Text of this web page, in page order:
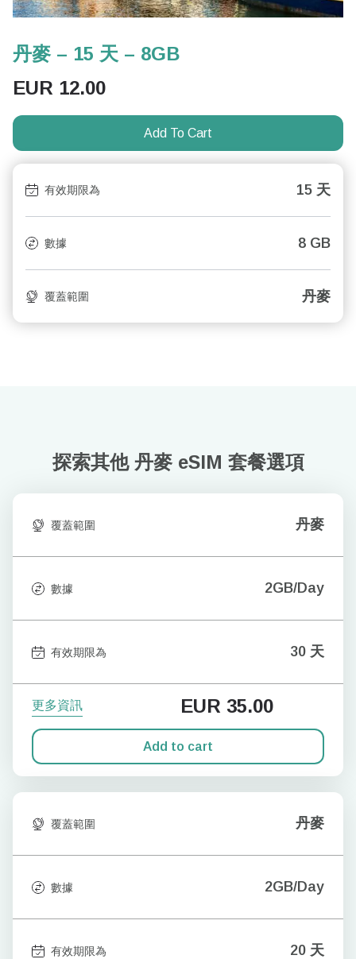
丹麥 – 15 天 – 8GB
EUR 12.00
Add To Cart
有效期限為 15 天
數據 8 GB
覆蓋範圍 丹麥
探索其他 丹麥 eSIM 套餐選項
覆蓋範圍 丹麥
數據 2GB/Day
有效期限為 30 天
更多資訊 EUR 35.00
Add to cart
覆蓋範圍 丹麥
數據 2GB/Day
有效期限為 20 天